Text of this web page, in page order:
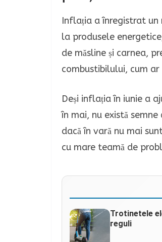
Inflația a înregistrat un
la produsele
de măsline și carnea,
combustibilului, cum
Deși inflația în iunie a
în mai, nu există
dacă în vară nu mai
cu mare teamă de
Trotinetele
reguli